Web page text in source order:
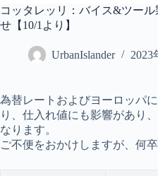
キ
ッ
カ
コッタレッリ：バイス&ツー
せ【10/1より】
UrbanIslander 2023
為替レートおよびヨーロッパ
り、仕入れ値にも影響があり
なります。
ご不便をおかけしますが、何